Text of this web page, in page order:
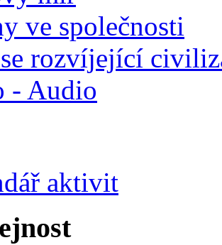
ve společnosti
rozvíjející
- Audio
aktivit